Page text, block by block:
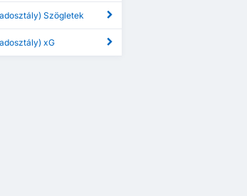
Szögletek
xG